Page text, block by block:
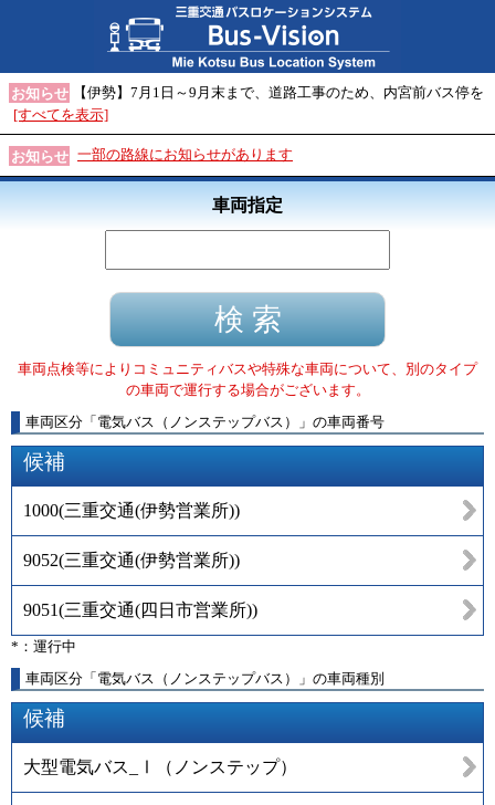
お知らせ
【伊勢】7月1日～9月末まで、道路工事のため、内宮前バス停を
[すべてを表示]
お知らせ 一部の路線にお知らせがあります
車両指定
車両点検等によりコミュニティバスや特殊な車両について、別のタイプ
の車両で運行する場合がございます。
車両区分 「 電気バス（ノンステップバス） 」 の車両番号
候補
1000(三重交通(伊勢営業所))
9052(三重交通(伊勢営業所))
9051(三重交通(四日市営業所))
*：運行中
車両区分「電気バス（ノンステップバス）」の車両種別
候補
大型電気バス_Ⅰ（ノンステップ）